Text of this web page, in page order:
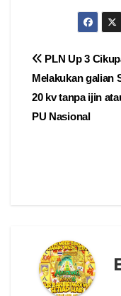
pos
PLN Up 3
Melakukan galian
20 kv tanpa ijin
PU Nasional